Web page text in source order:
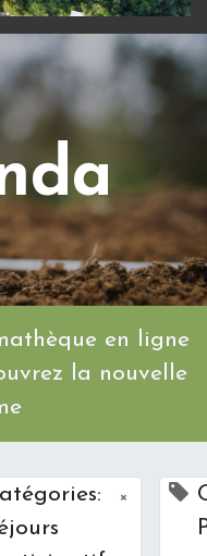
en ligne
la nouvelle
×